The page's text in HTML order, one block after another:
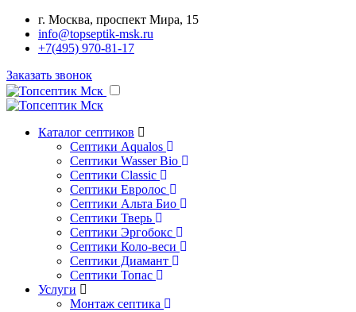
г. Москва, проспект Мира, 15
info@topseptik-msk.ru
+7(495) 970-81-17
Заказать звонок
Каталог септиков
Септики Aqualos
Септики Wasser Bio
Септики Classic
Септики Евролос
Септики Альта Био
Септики Тверь
Септики Эргобокс
Септики Коло-веси
Септики Диамант
Септики Топас
Услуги
Монтаж септика